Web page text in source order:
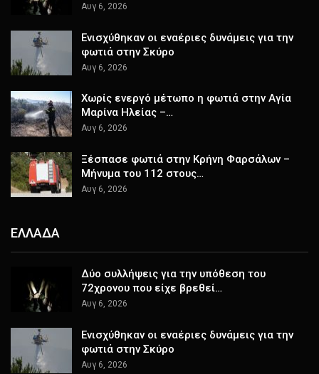
Αυγ 6, 2026
Ενισχύθηκαν οι εναέριες δυνάμεις για την
φωτιά στην Σκύρο
Αυγ 6, 2026
Χωρίς ενεργό μέτωπο η φωτιά στην Αγία
Μαρίνα Ηλείας –…
Αυγ 6, 2026
Ξέσπασε φωτιά στην Κρήνη Φαρσάλων –
Μήνυμα του 112 στους…
Αυγ 6, 2026
ΕΛΛΑΔΑ
Δύο συλλήψεις για την υπόθεση του
72χρονου που είχε βρεθεί…
Αυγ 6, 2026
Ενισχύθηκαν οι εναέριες δυνάμεις για την
φωτιά στην Σκύρο
Αυγ 6, 2026